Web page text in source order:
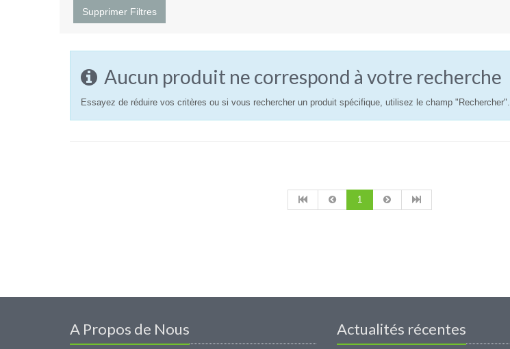
Supprimer Filtres
Aucun produit ne correspond à votre recherche
Essayez de réduire vos critères ou si vous rechercher un produit spécifique, utilisez le champ "Rechercher".
1
A Propos de Nous Actualités récentes